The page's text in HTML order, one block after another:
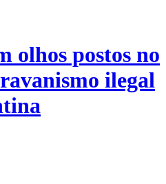
olhos postos no
ilegal